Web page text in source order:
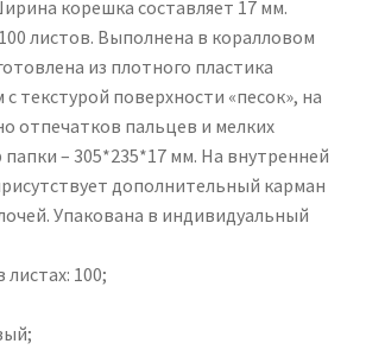
корешка составляет 17 мм.
листов. Выполнена в коралловом
из плотного пластика
текстурой поверхности «песок», на
отпечатков пальцев и мелких
– 305*235*17 мм. На внутренней
дополнительный карман
Упакована в индивидуальный
100;